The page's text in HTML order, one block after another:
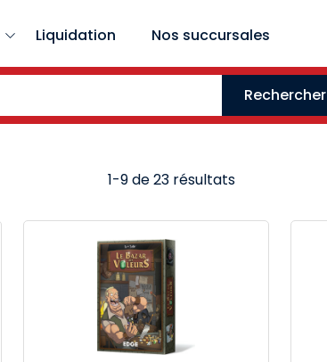
Liquidation Nos succursales
Rechercher
1-9 de 23 résultats